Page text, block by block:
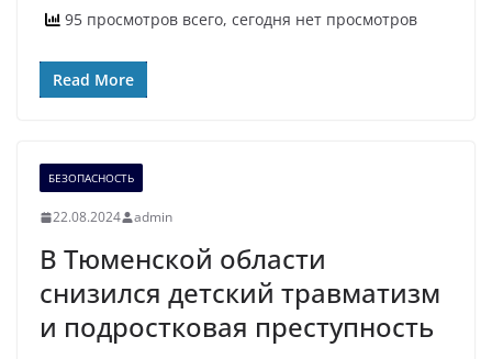
95 просмотров всего, сегодня нет просмотров
Read More
БЕЗОПАСНОСТЬ
22.08.2024 admin
В Тюменской области
снизился детский травматизм
и подростковая преступность